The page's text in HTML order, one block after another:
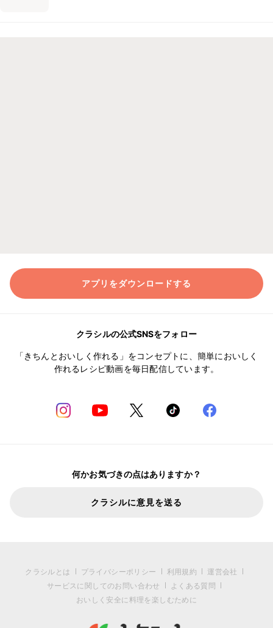
アプリをダウンロードする
クラシルの公式SNSをフォロー
「きちんとおいしく作れる」をコンセプトに、簡単においしく
作れるレシピ動画を毎日配信しています。
何かお気づきの点はありますか？
クラシルに意見を送る
クラシルとは プライバシーポリシー 利用規約
運営会社
サービスに関してのお問い合わせ
よくある質問
おいしく安全に料理を楽しむために